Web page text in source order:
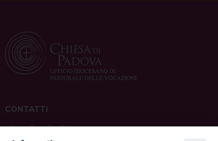
CONTATTI
ufficio: Casa Pio X
via Bonporti, 20 – 35141 Padova